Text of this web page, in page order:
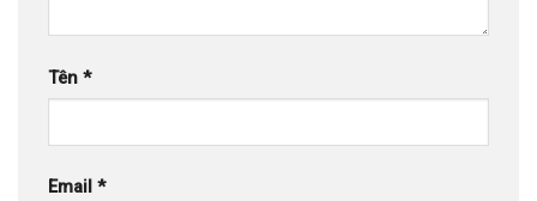
Tên *
Email *